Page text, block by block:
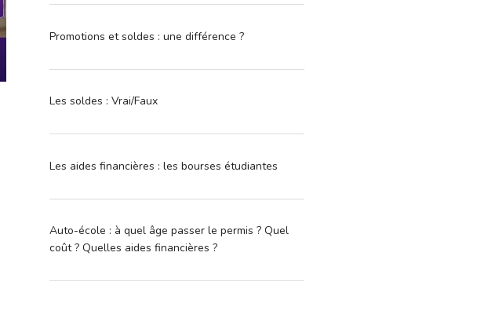
Promotions et soldes : une différence ?
Les soldes : Vrai/Faux
Les aides financières : les bourses étudiantes
Auto-école : à quel âge passer le permis ? Quel
coût ? Quelles aides financières ?